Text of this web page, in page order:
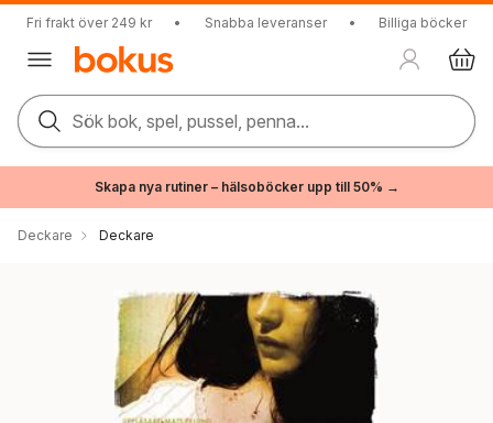
Fri frakt över 249 kr • Snabba leveranser • Billiga böcker
Sök bok, spel, pussel, penna...
Skapa nya rutiner – hälsoböcker upp till 50% →
Deckare Deckare